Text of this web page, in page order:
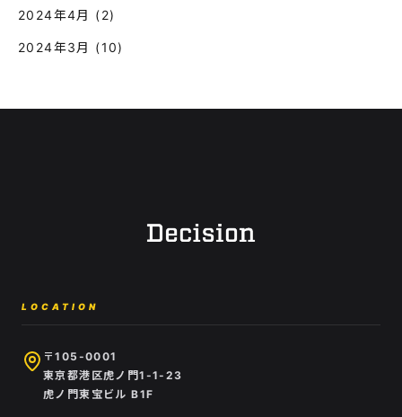
2024年4月 (2)
2024年3月 (10)
LOCATION
〒105-0001
東京都港区虎ノ門1-1-23
虎ノ門東宝ビル B1F